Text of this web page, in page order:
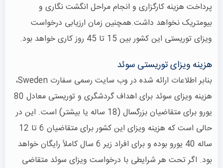
پرداخت هزینه کارگزاری و انجام مراحل انگشت نگاری و
بیومتریک نخواهد داشت.همچنین زمان ارزیابی درخواست
ویزای توریستی این کشور بین 15 تا 45 روز کاری خواهد بود.
هزینه ویزای توریستی سوئد
بنابر اطلاعات ارائه شده در وب سایت رسمی سفارت Sweden،
هزینه ویزای سوئد برای اهداف گردشگری و توریستی معادل 80
یورو برای متقاضیان بزرگسال (18 ساله یا بیشتر) است. این در
حالی است که هزینه ویزای این کشور برای متقاضیان 6 تا 12
ساله 40 یورو بوده و برای افراد زیر 6 سال کاملاً رایگان خواهد
بود. اگر تحت هر شرایطی با درخواست ویزای سوئد متقاضی